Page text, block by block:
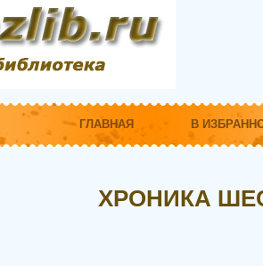
ГЛАВНАЯ В
ХРОНИКА